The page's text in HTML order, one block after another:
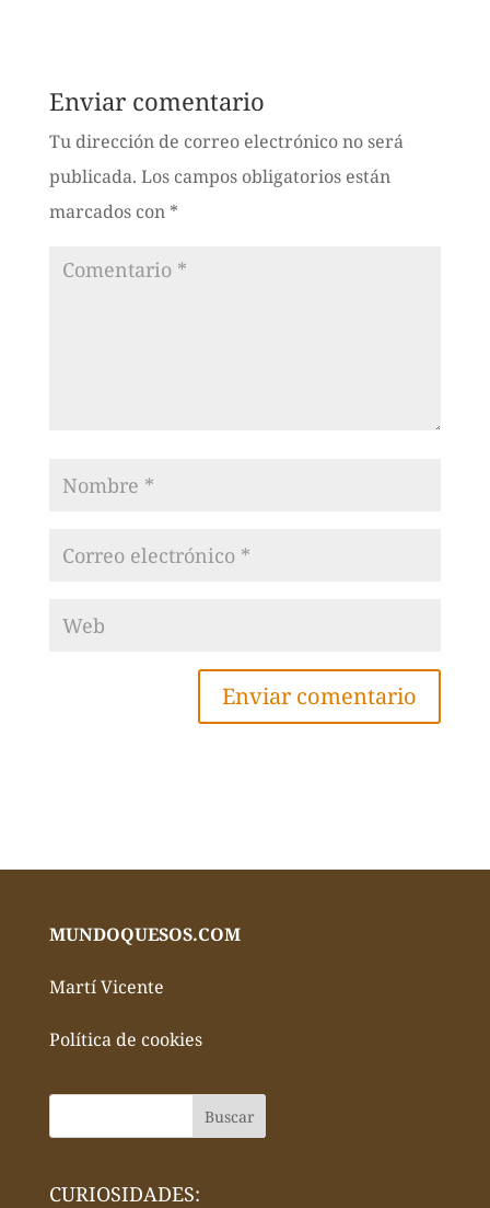
Enviar comentario
Tu dirección de correo electrónico no será
publicada. Los campos obligatorios están
marcados con *
MUNDOQUESOS.COM
Martí Vicente
Política de cookies
CURIOSIDADES: